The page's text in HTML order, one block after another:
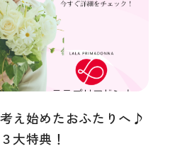
え始めたおふたりへ♪
大特典！